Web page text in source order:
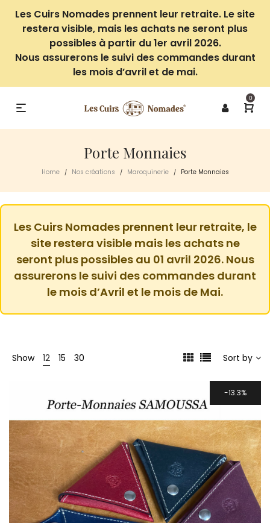
Les Cuirs Nomades prennent leur retraite. Le site
restera visible, mais les achats ne seront plus
possibles à partir du 1er avril 2026.
Nous assurerons le suivi des commandes durant
les mois d’avril et de mai.
0
Porte Monnaies
Home / Nos créations / Maroquinerie / Porte Monnaies
Les Cuirs Nomades prennent leur retraite, le
site restera visible mais les achats ne
seront plus possibles au 01 avril 2026. Nous
assurerons le suivi des commandes durant
le mois d’Avril et le mois de Mai.
Show 12 15 30 Sort by
13.3%